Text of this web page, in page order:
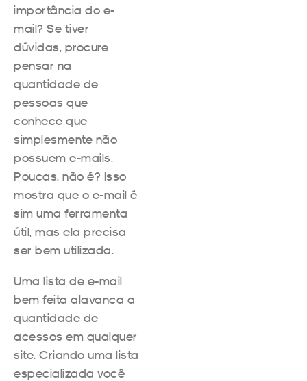
importância do e-
mail? Se tiver
dúvidas, procure
pensar na
quantidade de
pessoas que
conhece que
simplesmente não
possuem e-mails.
Poucas, não é? Isso
mostra que o e-mail é
sim uma ferramenta
útil, mas ela precisa
ser bem utilizada.
Uma lista de e-mail
bem feita alavanca a
quantidade de
acessos em qualquer
site. Criando uma lista
especializada você